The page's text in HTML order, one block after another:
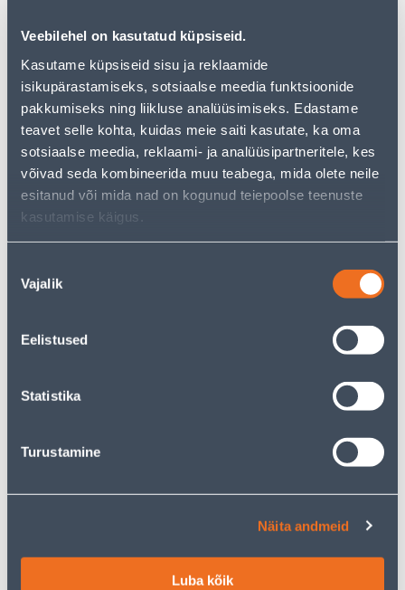
Veebilehel on kasutatud küpsiseid.
Kasutame küpsiseid sisu ja reklaamide
isikupärastamiseks, sotsiaalse meedia funktsioonide
pakkumiseks ning liikluse analüüsimiseks. Edastame
teavet selle kohta, kuidas meie saiti kasutate, ka oma
sotsiaalse meedia, reklaami- ja analüüsipartneritele, kes
võivad seda kombineerida muu teabega, mida olete neile
esitanud või mida nad on kogunud teiepoolse teenuste
kasutamise käigus.
valik
Vajalik
Eelistused
Statistika
Turustamine
Näita andmeid
Luba kõik
• Valmistatud alumiiniumist.
• Erakordselt vastupidav ja kahjustuste suhtes
vastupidav.
• Saab kasutada kõikidel pliidi tüüpidel, sealhulgas
induktsioonil.
• 14-päevane tagastusõigus.
Забрать в магазине, с 10.08.2026